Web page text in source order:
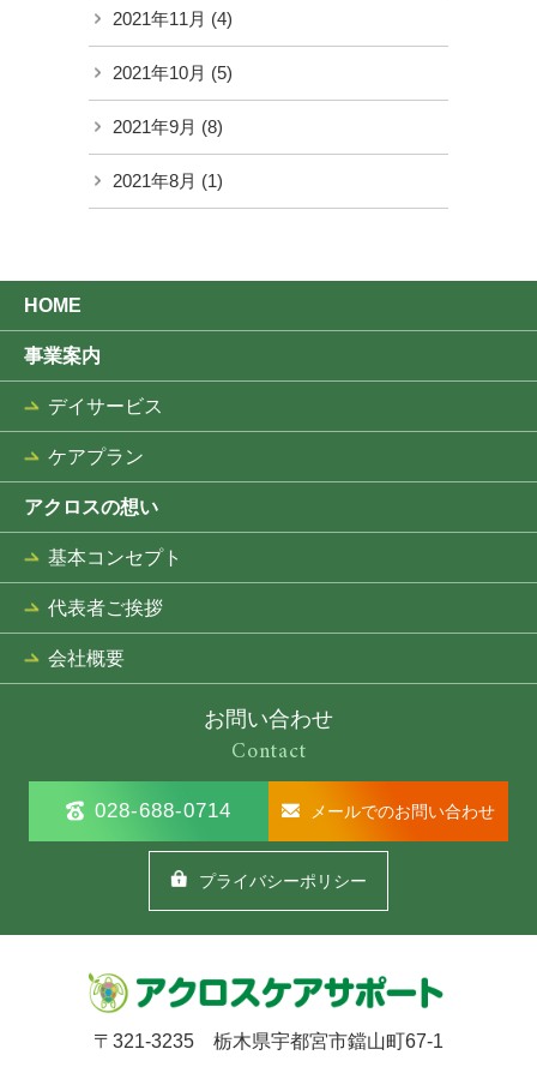
2021年11月 (4)
2021年10月 (5)
2021年9月 (8)
2021年8月 (1)
HOME
事業案内
デイサービス
ケアプラン
アクロスの想い
基本コンセプト
代表者ご挨拶
会社概要
お問い合わせ
Contact
028-688-0714 メールでのお問い合わせ
プライバシーポリシー
〒321-3235 栃木県宇都宮市鐺山町67-1